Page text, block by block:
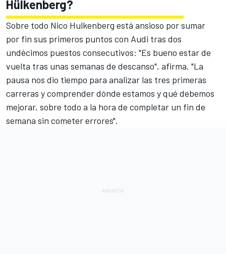
Hülkenberg?
Sobre todo Nico Hulkenberg está ansioso por sumar
por fin sus primeros puntos con Audi tras dos
undécimos puestos consecutivos: "Es bueno estar de
vuelta tras unas semanas de descanso", afirma. "La
pausa nos dio tiempo para analizar las tres primeras
carreras y comprender dónde estamos y qué debemos
mejorar, sobre todo a la hora de completar un fin de
semana sin cometer errores".